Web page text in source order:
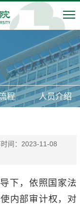
程 人员介绍
时间：2023-11-08
下，依照国家法
内部审计权，对